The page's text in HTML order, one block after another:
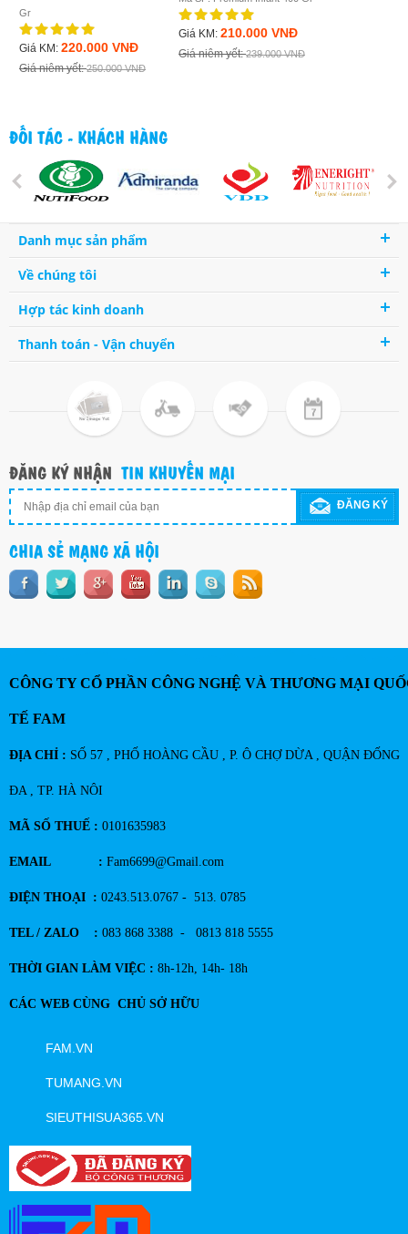
Gr
Giá KM: 220.000 VNĐ
Giá niêm yết:250.000 VNĐ
Giá KM: 210.000 VNĐ
Giá niêm yết:239.000 VNĐ
ĐỐI TÁC - KHÁCH HÀNG
Danh mục sản phẩm
Về chúng tôi
Hợp tác kinh doanh
Thanh toán - Vận chuyển
ĐĂNG KÝ NHẬN TIN KHUYẾN MẠI
ĐĂNG KÝ
CHIA SẺ MẠNG XÃ HỘI
CÔNG TY CỔ PHẦN CÔNG NGHỆ VÀ THƯƠNG MẠI
TẾ FAM
ĐỊA CHỈ : SỐ 57 , PHỐ HOÀNG CẦU , P. Ô CHỢ DỪA , QUẬN ĐỐNG
ĐA , TP. HÀ NÔI
MÃ SỐ THUẾ : 0101635983
EMAIL : Fam6699@Gmail.com
ĐIỆN THOẠI : 0243.513.0767 - 513. 0785
TEL / ZALO : 083 868 3388 - 0813 818 5555
THỜI GIAN LÀM VIỆC : 8h-12h, 14h- 18h
CÁC WEB CÙNG CHỦ SỞ HỮU
FAM.VN
TUMANG.VN
SIEUTHISUA365.VN